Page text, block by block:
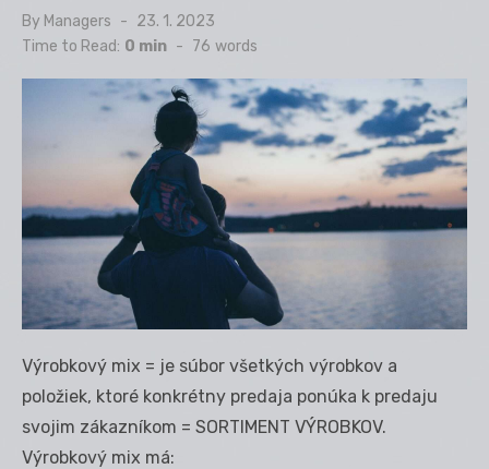
By Managers
Posted
on
23. 1. 2023
Time to Read: 0 min - 76 words
Výrobkový mix = je súbor všetkých výrobkov a
položiek, ktoré konkrétny predaja ponúka k predaju
svojim zákazníkom = SORTIMENT VÝROBKOV.
Výrobkový mix má: